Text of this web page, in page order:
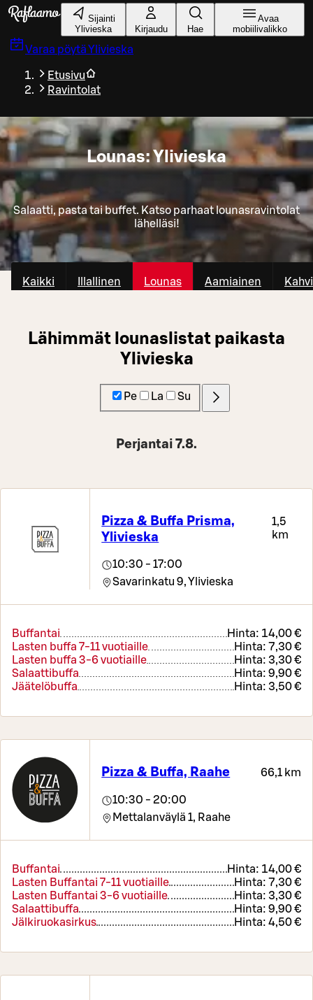
Siirry pääsisältöön
Sijainti
Ylivieska
Kirjaudu Hae
Avaa
mobiilivalikko
Varaa pöytäYlivieska
Etusivu
Ravintolat
Lounas: Ylivieska
Salaatti, pasta tai buffet. Katso parhaat lounasravintolat
lähelläsi!
Kaikki Illallinen Lounas Aamiainen
Lähimmät lounaslistat paikasta
Ylivieska
Pe La Su
Perjantai 7.8.
Pizza & Buffa Prisma,
Ylivieska
1,5
km
10:30 - 17:00
Savarinkatu 9,Ylivieska
Buffantai Hinta: 14,00 €
Lasten buffa 7-11 vuotiaille
Hinta: 7,30 €
Lasten buffa 3-6 vuotiaille
Hinta: 3,30 €
Salaattibuffa
Hinta: 9,90 €
Jäätelöbuffa
Hinta: 3,50 €
Pizza & Buffa, Raahe 66,1 km
10:30 - 20:00
Mettalanväylä 1, Raahe
Buffantai Hinta: 14,00 €
Lasten Buffantai 7-11 vuotiaille
Hinta: 7,30 €
Lasten Buffantai 3-6 vuotiaille
Hinta: 3,30 €
Salaattibuffa
Hinta: 9,90 €
Jälkiruokasirkus
Hinta: 4,50 €